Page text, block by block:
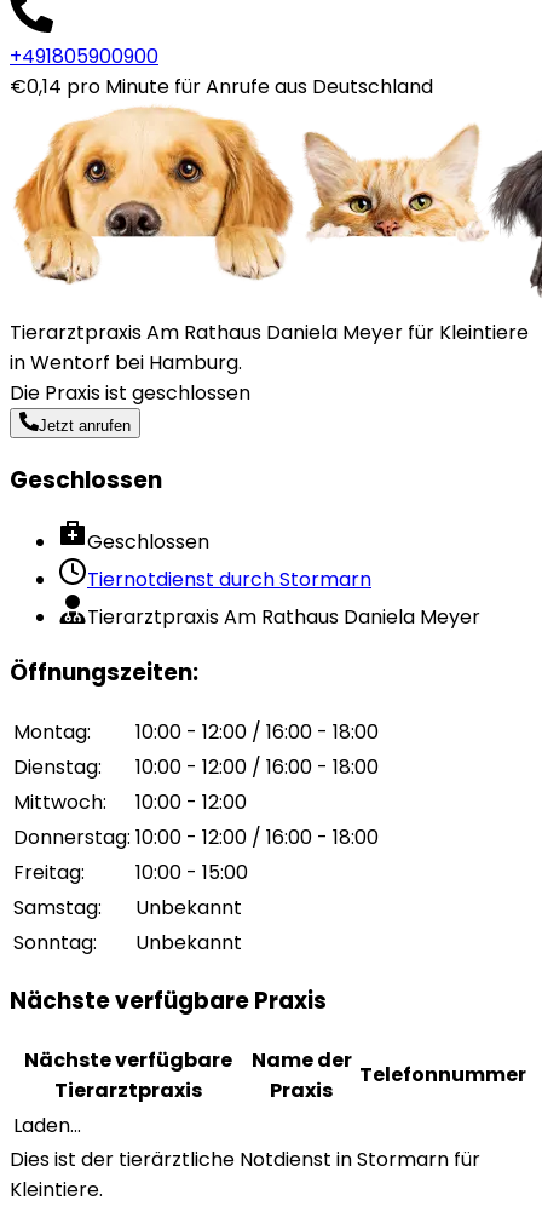
+491805900900
€0,14 pro Minute für Anrufe aus Deutschland
Tierarztpraxis Am Rathaus Daniela Meyer für Kleintiere
in Wentorf bei Hamburg.
Die Praxis ist geschlossen
Jetzt anrufen
Geschlossen
Geschlossen
Tiernotdienst durchStormarn
Tierarztpraxis Am Rathaus Daniela Meyer
Öffnungszeiten:
Montag:
10:00 - 12:00 / 16:00 - 18:00
Dienstag:
10:00 - 12:00 / 16:00 - 18:00
Mittwoch:
10:00 - 12:00
Donnerstag: 10:00 - 12:00 / 16:00 - 18:00
Freitag:
10:00 - 15:00
Samstag:
Unbekannt
Sonntag: Unbekannt
Nächste verfügbare Praxis
Nächste verfügbare
Tierarztpraxis
Name der
Praxis
Telefonnummer
Laden...
Dies ist der tierärztliche Notdienst in Stormarn für
Kleintiere.